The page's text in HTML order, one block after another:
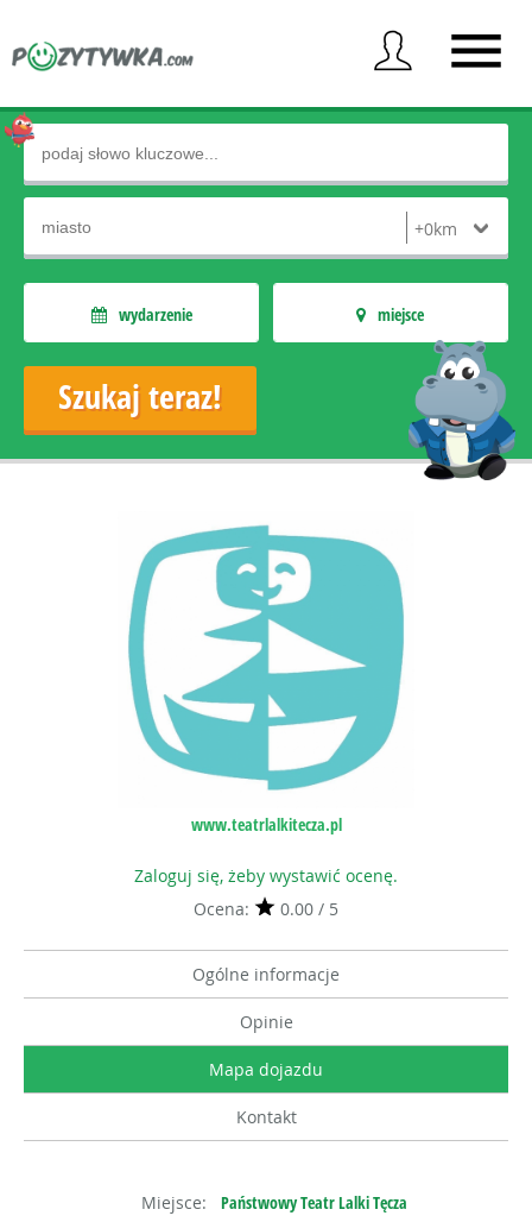
wydarzenie miejsce
www.teatrlalkitecza.pl
Zaloguj się, żeby wystawić ocenę.
Ocena:
0.00 / 5
Ogólne informacje
Opinie
Mapa dojazdu
Kontakt
Miejsce:
Państwowy Teatr Lalki Tęcza